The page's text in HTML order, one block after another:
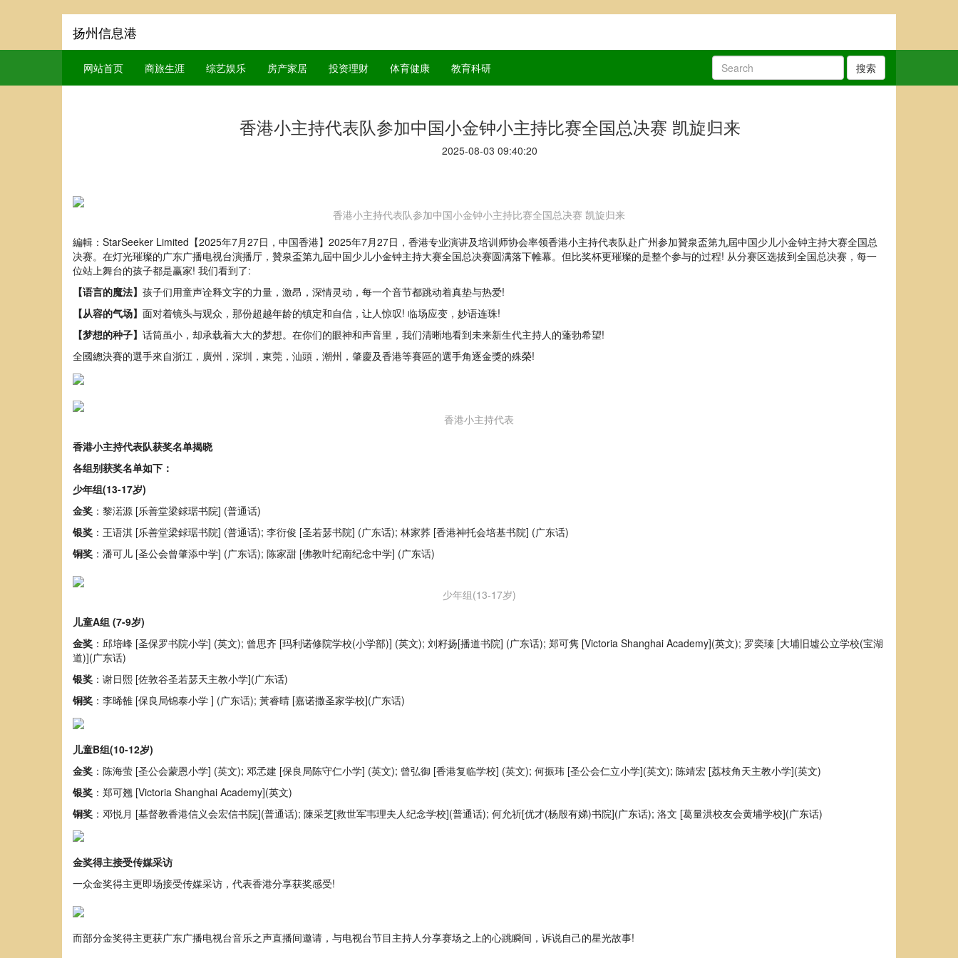
扬州信息港
网站首页 商旅生涯 综艺娱乐 房产家居 投资理财 体育健康 教育科研 搜索
香港小主持代表队参加中国小金钟小主持比赛全国总决赛 凯旋归来
2025-08-03 09:40:20
香港小主持代表队参加中国小金钟小主持比赛全国总决赛 凯旋归来
編輯：StarSeeker Limited【2025年7月27日，中国香港】2025年7月27日，香港专业演讲及培训师协会率领香港小主持代表队赴广州参加贊泉盃第九屆中国少儿小金钟主持大赛全国总
决赛。在灯光璀璨的广东广播电视台演播厅，贊泉盃第九屆中国少儿小金钟主持大赛全国总决赛圆满落下帷幕。但比奖杯更璀璨的是整个参与的过程! 从分赛区选拔到全国总决赛，每一
位站上舞台的孩子都是赢家! 我们看到了:
【语言的魔法】 孩子们用童声诠释文字的力量，激昂，深情灵动，每一个音节都跳动着真垫与热爱!
【从容的气场】 面对着镜头与观众，那份超越年龄的镇定和自信，让人惊叹! 临场应变，妙语连珠!
【梦想的种子】 话筒虽小，却承载着大大的梦想。在你们的眼神和声音里，我们清晰地看到未来新生代主持人的蓬勃希望!
全國總決賽的選手來自浙江，廣州，深圳，東莞，汕頭，潮州，肇慶及香港等賽區的選手角逐金獎的殊榮!
香港小主持代表
香港小主持代表队获奖名单揭晓
各组别获奖名单如下：
少年组(13-17岁)
金奖 ：黎渃源 [乐善堂梁銶琚书院] (普通话)
银奖 ：王语淇 [乐善堂梁銶琚书院] (普通话); 李衍俊 [圣若瑟书院] (广东话); 林家荞 [香港神托会培基书院] (广东话)
铜奖 ：潘可儿 [圣公会曾肇添中学] (广东话); 陈家甜 [佛教叶纪南纪念中学] (广东话)
少年组(13-17岁)
儿童A组 (7-9岁)
金奖 ：邱培峰 [圣保罗书院小学] (英文); 曾思齐 [玛利诺修院学校(小学部)] (英文); 刘籽扬[播道书院] (广东话); 郑可隽 [Victoria Shanghai Academy](英文); 罗奕瑧 [大埔旧墟公立学校(宝湖
道)](广东话)
银奖 ：谢日熙 [佐敦谷圣若瑟天主教小学](广东话)
铜奖 ：李晞雒 [保良局锦泰小学 ] (广东话); 黃睿晴 [嘉诺撒圣家学校](广东话)
儿童B组(10-12岁)
金奖 ：陈海萤 [圣公会蒙恩小学] (英文); 邓孞建 [保良局陈守仁小学] (英文); 曾弘御 [香港复临学校] (英文); 何振玮 [圣公会仁立小学](英文); 陈靖宏 [荔枝角天主教小学](英文)
银奖 ：郑可翘 [Victoria Shanghai Academy](英文)
铜奖 ：邓悦月 [基督教香港信义会宏信书院](普通话); 陳采芝[救世军韦理夫人纪念学校](普通话); 何允祈[优才(杨殷有娣)书院](广东话); 洛文 [葛量洪校友会黄埔学校](广东话)
金奖得主接受传媒采访
一众金奖得主更即场接受传媒采访，代表香港分享获奖感受!
而部分金奖得主更获广东广播电视台音乐之声直播间邀请，与电视台节目主持人分享赛场之上的心跳瞬间，诉说自己的星光故事!